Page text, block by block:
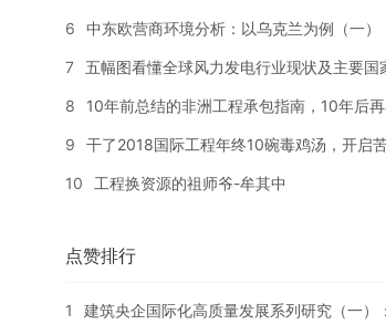
6 中东欧营商环境分析：以乌克兰为例（一）
7 五幅图看懂全球风力发电行业现状及主要国
8 10年前总结的非洲工程承包指南，10年后
9 干了2018国际工程年终10碗毒鸡汤，开启
10 工程换资源的祖师爷-牟其中
点赞排行
1 建筑央企国际化高质量发展系列研究（一）